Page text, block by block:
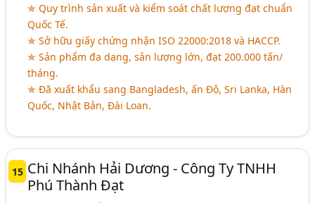
✯ Quy trình sản xuất và kiểm soát chất lượng đạt chuẩn
Quốc Tế.
✯ Sở hữu giấy chứng nhận ISO 22000:2018 và HACCP.
✯ Sản phẩm đa dạng, sản lượng lớn, đạt 200.000 tấn/
tháng.
✯ Đã xuất khẩu sang Bangladesh, ấn Độ, Sri Lanka, Hàn
Quốc, Nhật Bản, Đài Loan.
15 Chi Nhánh Hải Dương - Công Ty TNHH
Phú Thành Đạt